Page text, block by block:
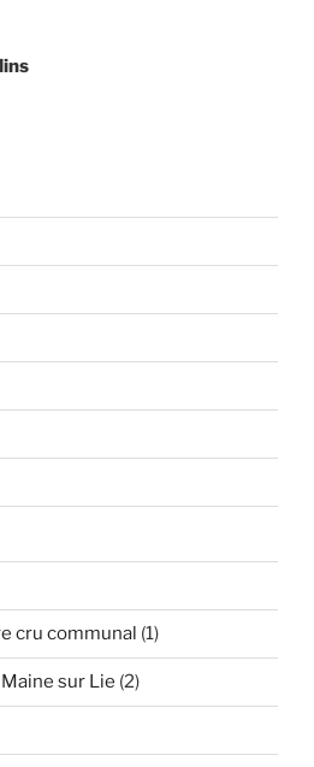
cru communal
11
produit
sur Lie 22
produits